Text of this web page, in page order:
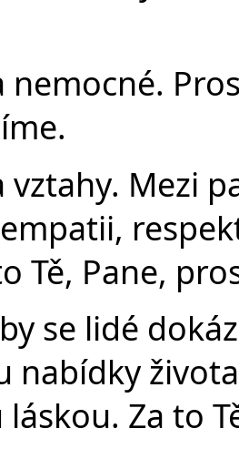
nemocné.
vztahy. Mezi
Tě, Pane,
se lidé
nabídky
Za to